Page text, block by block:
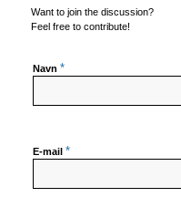
Want to join the discussion?
Feel free to contribute!
Navn *
E-mail *